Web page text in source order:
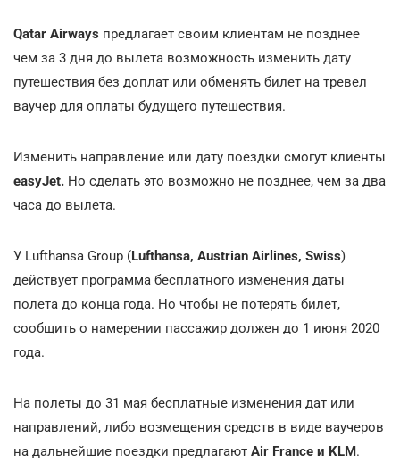
Qatar Airways предлагает своим клиентам не позднее
чем за 3 дня до вылета возможность изменить дату
путешествия без доплат или обменять билет на тревел
ваучер для оплаты будущего путешествия.
Изменить направление или дату поездки смогут клиенты
easyJet. Но сделать это возможно не позднее, чем за два
часа до вылета.
У Lufthansa Group (Lufthansa, Austrian Airlines, Swiss)
действует программа бесплатного изменения даты
полета до конца года. Но чтобы не потерять билет,
сообщить о намерении пассажир должен до 1 июня 2020
года.
На полеты до 31 мая бесплатные изменения дат или
направлений, либо возмещения средств в виде ваучеров
на дальнейшие поездки предлагают Air France и KLM.